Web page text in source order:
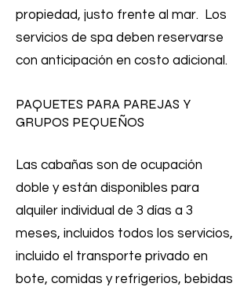
propiedad, justo frente al mar. Los
servicios de spa deben reservarse
con anticipación en costo adicional.
PAQUETES PARA PAREJAS Y
GRUPOS PEQUEÑOS
Las cabañas son de ocupación
doble y están disponibles para
alquiler individual de 3 días a 3
meses, incluidos todos los servicios,
incluido el transporte privado en
bote, comidas y refrigerios, bebidas